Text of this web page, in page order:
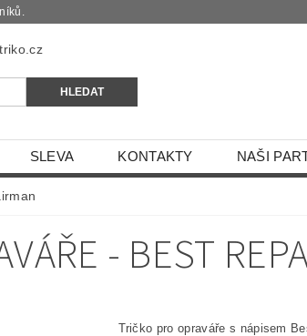
SLEVA KONTAKTY NAŠI
- BEST
Tričko pro opraváře s nápisem